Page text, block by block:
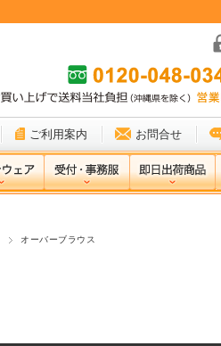
ご利用案内 お問合せ
オーバーブラウス